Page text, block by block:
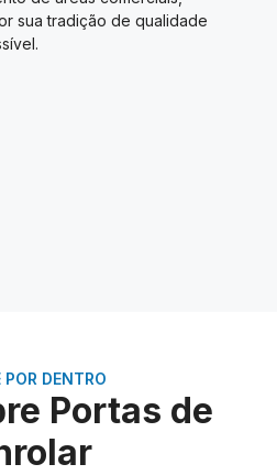
sua tradição de qualidade
POR DENTRO
Portas de